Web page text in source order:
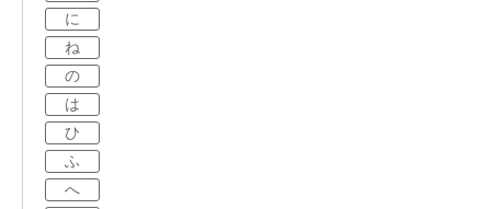
に
ね
の
は
ひ
ふ
へ